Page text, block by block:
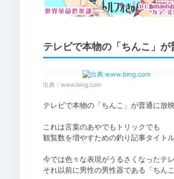
テレビで本物の「ちんこ」が
出典： www.bing.com
テレビで本物の「ちんこ」が普通に放
これは言葉のあやでもトリックでも
観覧数を増やすための釣り記事タイト
今では色々な表現がうるさくなったテ
それ以前に男性の男性器である「ちん